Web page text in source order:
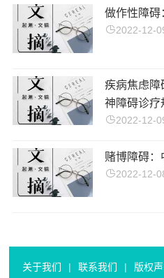
做作性障碍
2022-12-
疾病焦虑障
神障碍诊疗
2022-12-
赌博障碍：
2022-12-
关于我们 | 联系我们 | 版权